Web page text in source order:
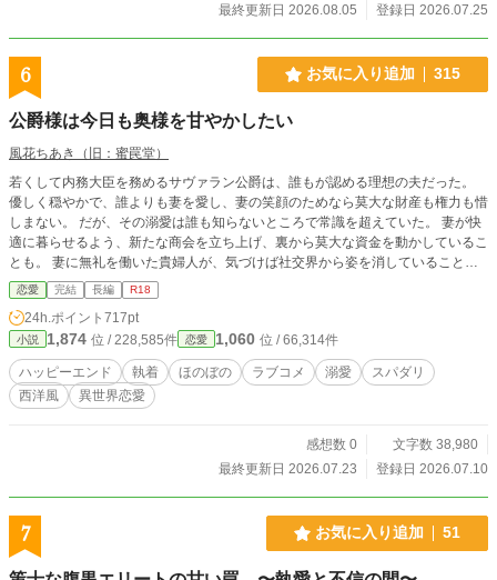
最終更新日 2026.08.05
登録日 2026.07.25
6 お気に入り追加 315
公爵様は今日も奥様を甘やかしたい
風花ちあき（旧：蜜罠堂）
若くして内務大臣を務めるサヴァラン公爵は、誰もが認める理想の夫だった。
優しく穏やかで、誰よりも妻を愛し、妻の笑顔のためなら莫大な財産も権力も惜
しまない。 だが、その溺愛は誰も知らないところで常識を超えていた。 妻が快
適に暮らせるよう、新たな商会を立ち上げ、裏から莫大な資金を動かしているこ
とも。 妻に無礼を働いた貴婦人が、気づけば社交界から姿を消していること
も。 妻の髪を密かに集め、世界に一つだけのヘアジュエリーを作らせているこ
とも。 そして誕生日には、その宝石を贈るためだけに鉱山を買い上げてしまう
ことも。 幼い頃から少しずつ価値観を育て、自分だけを信頼し、自分だけを理
想の男性だと思うよう妻を導いてきたことも――。 そんな主人に振り回される
執事や侍女たちは今日も大忙し。 しかし、当の妻は何も知らない。 「今日も夫
は優しくて素敵な人」 そう微笑みながら、幸せな毎日を送っている。 これは、
一人の妻を世界で一番幸せにするためなら、国も財産も常識さえも惜しまない公
恋愛 完結 長編 R18
24h.ポイント 717pt
小説 1,874 位 / 228,585件 恋愛 1,060 位 / 66,314件
ハッピーエンド 執着 ほのぼの ラブコメ 溺愛
スパダリ
西洋風
異世界恋愛
感想数 0
文字数 38,980
最終更新日 2026.07.23
登録日 2026.07.10
7 お気に入り追加 51